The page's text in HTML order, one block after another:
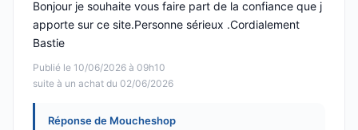
Publié le 10/06/2026 à 09h10
suite à un achat du 02/06/2026
Bonjour je souhaite vous faire part de la confiance que j
apporte sur ce site.Personne sérieux .Cordialement
Bastie
Réponse de Moucheshop